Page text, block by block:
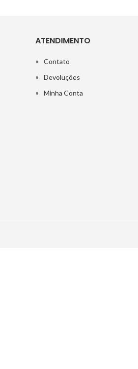
ATENDIMENTO
Contato
Devoluções
Minha Conta